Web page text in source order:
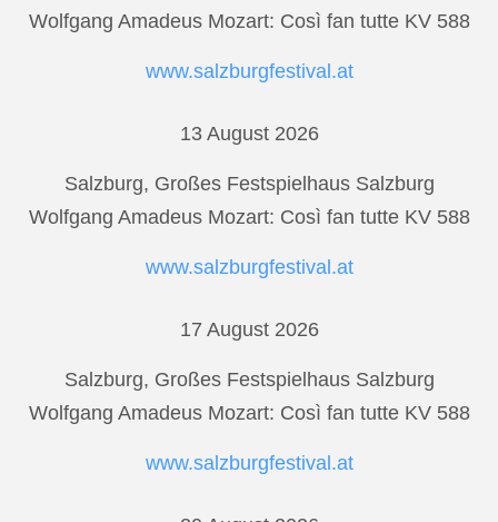
Wolfgang Amadeus Mozart: Così fan tutte KV 588
www.salzburgfestival.at
13 August 2026
Salzburg, Großes Festspielhaus Salzburg
Wolfgang Amadeus Mozart: Così fan tutte KV 588
www.salzburgfestival.at
17 August 2026
Salzburg, Großes Festspielhaus Salzburg
Wolfgang Amadeus Mozart: Così fan tutte KV 588
www.salzburgfestival.at